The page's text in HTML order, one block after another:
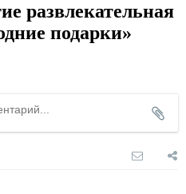
развлекательная
подарки»